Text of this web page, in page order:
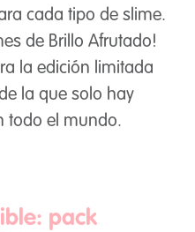
cada tipo de slime.
de Brillo Afrutado!
la edición limitada
la que solo hay
todo el mundo.
pack